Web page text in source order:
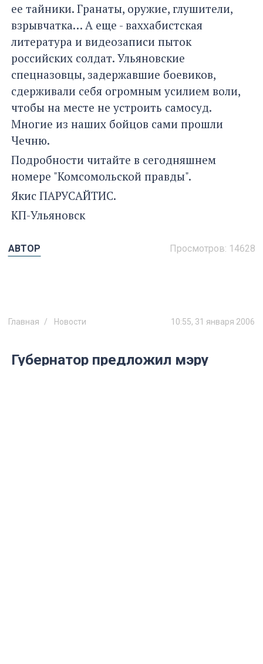
ее тайники. Гранаты, оружие, глушители,
взрывчатка… А еще - ваххабистская
литература и видеозаписи пыток
российских солдат. Ульяновские
спецназовцы, задержавшие боевиков,
сдерживали себя огромным усилием воли,
чтобы на месте не устроить самосуд.
Многие из наших бойцов сами прошли
Чечню.
Подробности читайте в сегодняшнем
номере "Комсомольской правды".
Якис ПАРУСАЙТИС.
КП-Ульяновск
Просмотров: 14628
АВТОР
Главная Новости 10:55, 31 января 2006
Губернатор предложил мэру